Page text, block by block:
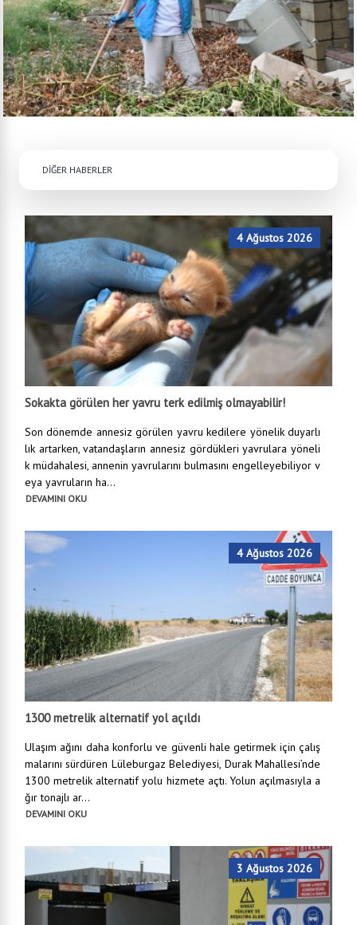
DİĞER HABERLER
4 Ağustos 2026
Sokakta görülen her yavru terk edilmiş olmayabilir!
Son dönemde annesiz görülen yavru kedilere yönelik duyarlı
lık artarken, vatandaşların annesiz gördükleri yavrulara yöneli
k müdahalesi, annenin yavrularını bulmasını engelleyebiliyor v
eya yavruların ha...
DEVAMINI OKU
4 Ağustos 2026
1300 metrelik alternatif yol açıldı
Ulaşım ağını daha konforlu ve güvenli hale getirmek için çalış
malarını sürdüren Lüleburgaz Belediyesi, Durak Mahallesi’nde
1300 metrelik alternatif yolu hizmete açtı. Yolun açılmasıyla a
ğır tonajlı ar...
DEVAMINI OKU
3 Ağustos 2026